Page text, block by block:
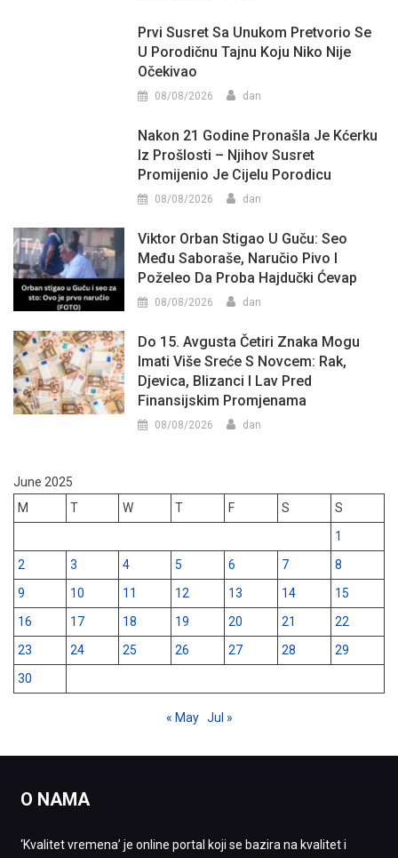
Prvi Susret Sa Unukom Pretvorio Se
U Porodičnu Tajnu Koju Niko Nije
Očekivao
08/08/2026 dan
Nakon 21 Godine Pronašla Je Kćerku
Iz Prošlosti – Njihov Susret
Promijenio Je Cijelu Porodicu
08/08/2026 dan
Viktor Orban Stigao U Guču: Seo
Među Saboraše, Naručio Pivo I
Poželeo Da Proba Hajdučki Ćevap
08/08/2026 dan
Do 15. Avgusta Četiri Znaka Mogu
Imati Više Sreće S Novcem: Rak,
Djevica, Blizanci I Lav Pred
Finansijskim Promjenama
08/08/2026 dan
June 2025
M
T W T F S
S
1
2
3 4 5 6 7
8
9
10 11 12 13 14
15
16
17 18 19 20 21
22
23
24 25 26 27 28
29
30
« May Jul »
O NAMA
‘Kvalitet vremena’ je online portal koji se bazira na kvalitet i